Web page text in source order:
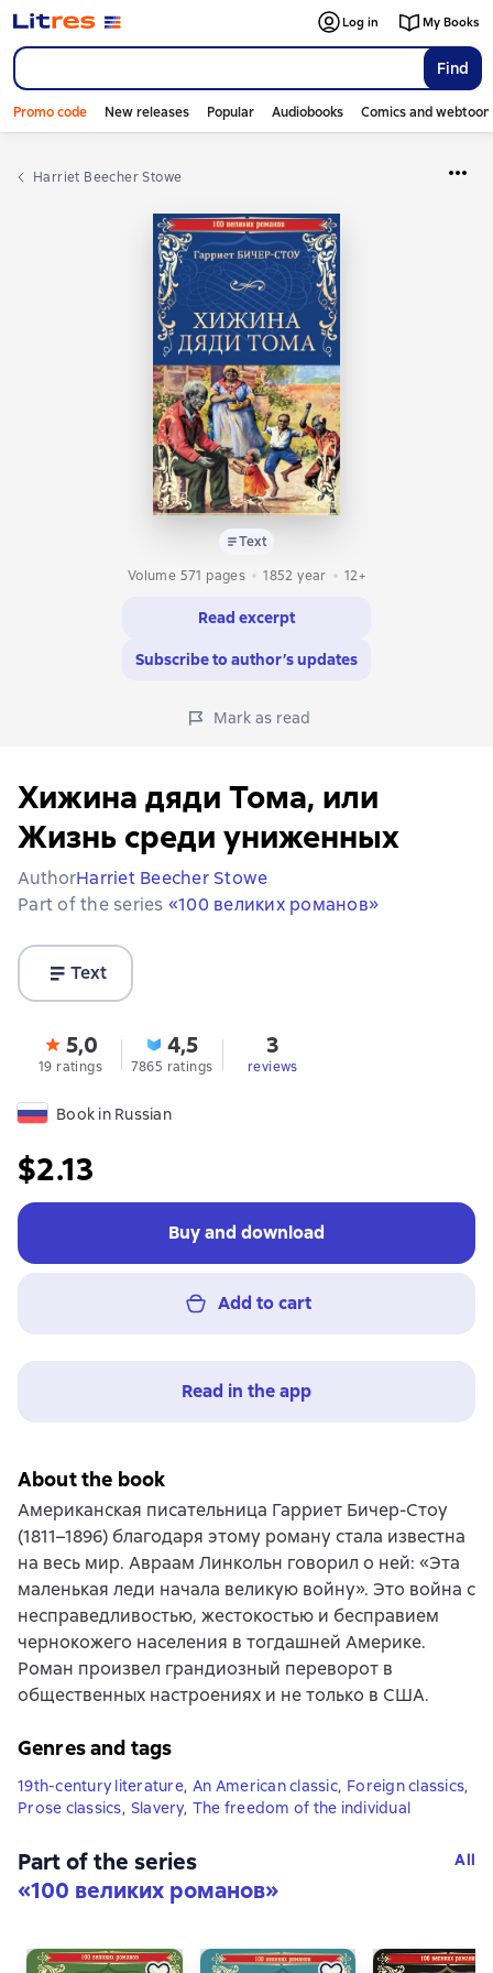
Find
Log in My Books
Promo code New releases Popular Audiobooks Comics and
Harriet Beecher Stowe
Text
Volume 571 pages
1852 year 12+
Read excerpt
Subscribe to author’s updates
Mark as read
Хижина дяди Тома, или
Жизнь среди униженных
AuthorHarriet Beecher Stowe
Part of the series «100 великих романов»
Text
5,0
19 ratings
4,5
7865 ratings
3
reviews
Book in Russian
$2.13
Buy and download
Add to cart
Read in the app
About the book
Американская писательница Гарриет Бичер-Стоу
(1811–1896) благодаря этому роману стала известна
на весь мир. Авраам Линкольн говорил о ней: «Эта
маленькая леди начала великую войну». Это война с
несправедливостью, жестокостью и бесправием
чернокожего населения в тогдашней Америке.
Роман произвел грандиозный переворот в
общественных настроениях и не только в США.
Genres and tags
19th-century literature, An American classic, Foreign classics,
Prose classics, Slavery, The freedom of the individual
Part of the series
«100 великих романов»
All